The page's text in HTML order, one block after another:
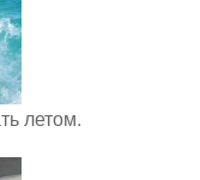
летом.